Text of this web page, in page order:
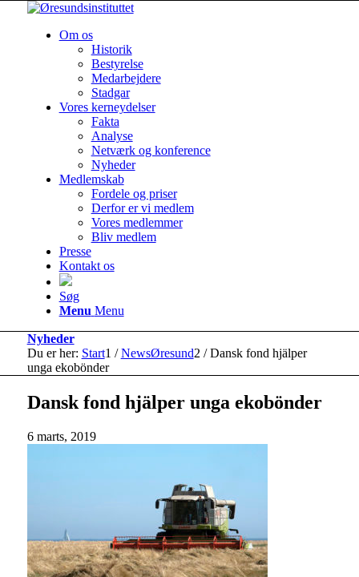
Om os
Historik
Bestyrelse
Medarbejdere
Stadgar
Vores kerneydelser
Fakta
Analyse
Netværk og konference
Nyheder
Medlemskab
Fordele og priser
Derfor er vi medlem
Vores medlemmer
Bliv medlem
Presse
Kontakt os
Søg
Menu Menu
Nyheder
Du er her: Start1 / NewsØresund2 / Dansk fond hjälper
unga ekobönder
Dansk fond hjälper unga ekobönder
6 marts, 2019